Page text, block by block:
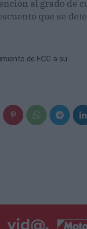
al grado de
que se
de FCC a su